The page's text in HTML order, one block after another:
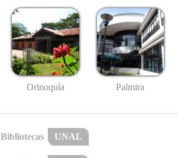
Orinoquía Palmira
Bibliotecas UNAL